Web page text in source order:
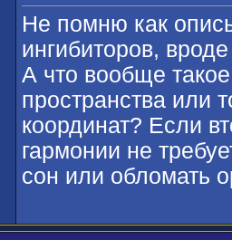
Не помню как
ингибиторов,
А что вообще
пространства или
координат? Если
гармонии не
сон или обломать